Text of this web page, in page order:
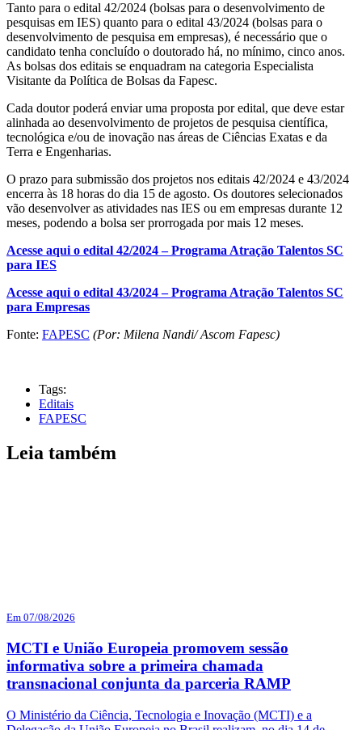
Tanto para o edital 42/2024 (bolsas para o desenvolvimento de
pesquisas em IES) quanto para o edital 43/2024 (bolsas para o
desenvolvimento de pesquisa em empresas), é necessário que o
candidato tenha concluído o doutorado há, no mínimo, cinco anos.
As bolsas dos editais se enquadram na categoria Especialista
Visitante da Política de Bolsas da Fapesc.
Cada doutor poderá enviar uma proposta por edital, que deve estar
alinhada ao desenvolvimento de projetos de pesquisa científica,
tecnológica e/ou de inovação nas áreas de Ciências Exatas e da
Terra e Engenharias.
O prazo para submissão dos projetos nos editais 42/2024 e 43/2024
encerra às 18 horas do dia 15 de agosto. Os doutores selecionados
vão desenvolver as atividades nas IES ou em empresas durante 12
meses, podendo a bolsa ser prorrogada por mais 12 meses.
Acesse aqui o edital 42/2024 – Programa Atração Talentos SC
para IES
Acesse aqui o edital 43/2024 – Programa Atração Talentos SC
para Empresas
Fonte: FAPESC (Por: Milena Nandi/ Ascom Fapesc)
Tags:
Editais
FAPESC
Leia também
Em 07/08/2026
MCTI e União Europeia promovem sessão
informativa sobre a primeira chamada
transnacional conjunta da parceria RAMP
O Ministério da Ciência, Tecnologia e Inovação (MCTI) e a